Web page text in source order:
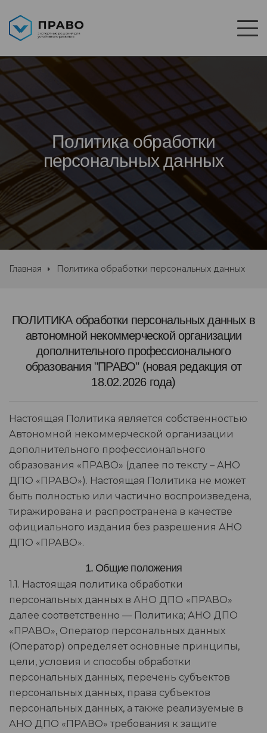
Политика обработки
персональных данных
Главная Политика обработки персональных данных
ПОЛИТИКА обработки персональных данных в
автономной некоммерческой организации
дополнительного профессионального
образования "ПРАВО" (новая редакция от
18.02.2026 года)
Настоящая Политика является собственностью
Автономной некоммерческой организации
дополнительного профессионального
образования «ПРАВО» (далее по тексту – АНО
ДПО «ПРАВО»). Настоящая Политика не может
быть полностью или частично воспроизведена,
тиражирована и распространена в качестве
официального издания без разрешения АНО
ДПО «ПРАВО».
1. Общие положения
1.1. Настоящая политика обработки
персональных данных в АНО ДПО «ПРАВО»
далее соответственно — Политика; АНО ДПО
«ПРАВО», Оператор персональных данных
(Оператор) определяет основные принципы,
цели, условия и способы обработки
персональных данных, перечень субъектов
персональных данных, права субъектов
персональных данных, а также реализуемые в
АНО ДПО «ПРАВО» требования к защите